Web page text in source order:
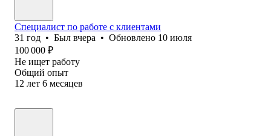
Специалист по работе с клиентами
31 год • Был вчера • Обновлено 10 июля
100 000 ₽
Не ищет работу
Общий опыт
12 лет 6 месяцев